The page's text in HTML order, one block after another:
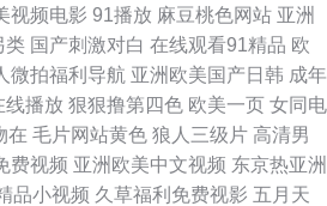
视频电影 91播放 麻豆桃色网站 亚洲
类 国产刺激对白 在线观看91精品 欧
微拍福利导航 亚洲欧美国产日韩 成年
线播放 狠狠撸第四色 欧美一页 女同电
在 毛片网站黄色 狼人三级片 高清男
费视频 亚洲欧美中文视频 东京热亚洲
品小视频 久草福利免费视影 五月天